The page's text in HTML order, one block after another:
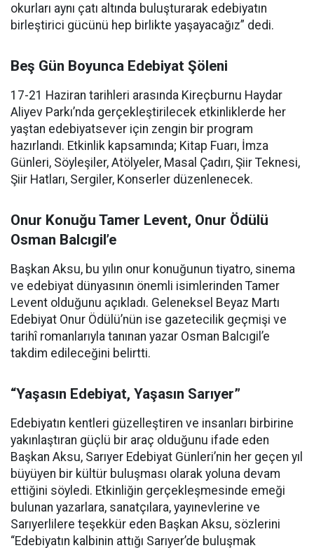
okurları aynı çatı altında buluşturarak edebiyatın
birleştirici gücünü hep birlikte yaşayacağız” dedi.
Beş Gün Boyunca Edebiyat Şöleni
17-21 Haziran tarihleri arasında Kireçburnu Haydar
Aliyev Parkı’nda gerçekleştirilecek etkinliklerde her
yaştan edebiyatsever için zengin bir program
hazırlandı. Etkinlik kapsamında; Kitap Fuarı, İmza
Günleri, Söyleşiler, Atölyeler, Masal Çadırı, Şiir Teknesi,
Şiir Hatları, Sergiler, Konserler düzenlenecek.
Onur Konuğu Tamer Levent, Onur Ödülü
Osman Balcıgil’e
Başkan Aksu, bu yılın onur konuğunun tiyatro, sinema
ve edebiyat dünyasının önemli isimlerinden Tamer
Levent olduğunu açıkladı. Geleneksel Beyaz Martı
Edebiyat Onur Ödülü’nün ise gazetecilik geçmişi ve
tarihî romanlarıyla tanınan yazar Osman Balcıgil’e
takdim edileceğini belirtti.
“Yaşasın Edebiyat, Yaşasın Sarıyer”
Edebiyatın kentleri güzelleştiren ve insanları birbirine
yakınlaştıran güçlü bir araç olduğunu ifade eden
Başkan Aksu, Sarıyer Edebiyat Günleri’nin her geçen yıl
büyüyen bir kültür buluşması olarak yoluna devam
ettiğini söyledi. Etkinliğin gerçekleşmesinde emeği
bulunan yazarlara, sanatçılara, yayınevlerine ve
Sarıyerlilere teşekkür eden Başkan Aksu, sözlerini
“Edebiyatın kalbinin attığı Sarıyer’de buluşmak